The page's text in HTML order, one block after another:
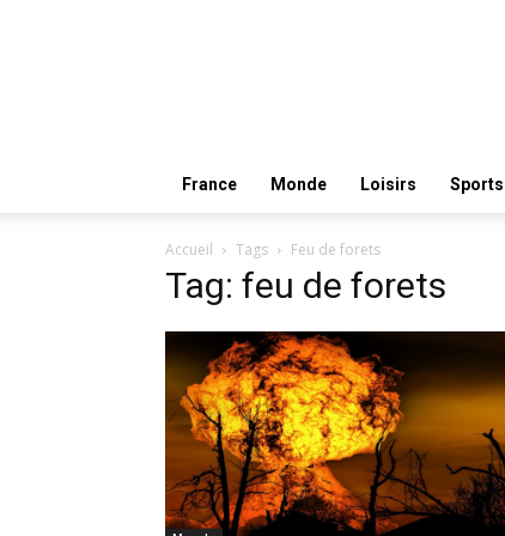
France Monde Loisirs Sports
Accueil Tags Feu de forets
Tag: feu de forets